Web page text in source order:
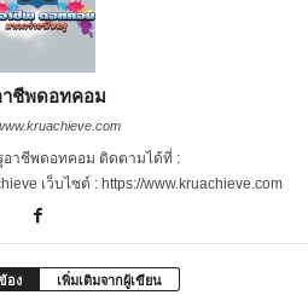
าชีพดอทคอม
อาชีพดอทคอม ติดตามได้ที่ :
เว็บไซต์ : https://www.kruachieve.com
อง เพิ่มเติมจากผู้เขียน